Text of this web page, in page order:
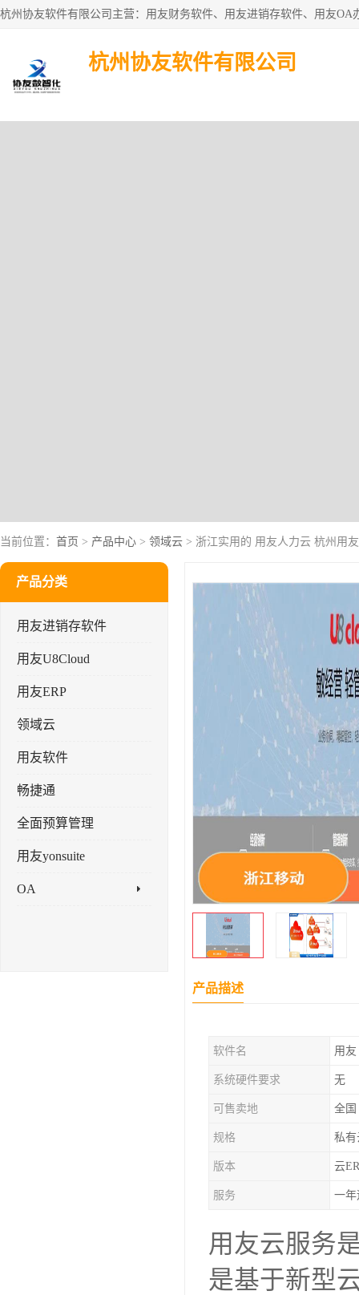
杭州协友软件有限公司
当前位置： 首页 > 产品中心 > 领域云 > 浙江实用的 用友人力云 杭州用
产品分类
用友进销存软件
用友U8Cloud
用友ERP
领域云
用友软件
畅捷通
全面预算管理
用友yonsuite
OA
产品描述
软件名 用友
系统硬件要求 无
可售卖地 全国
规格 私有
版本 云
服务 一年
用友云服务
是基于新型